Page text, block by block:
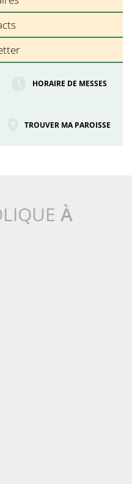
HORAIRE DE MESSES
TROUVER MA PAROISSE
À